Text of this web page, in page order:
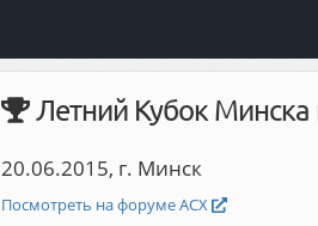
Летний Кубок Минска
20.06.2015, г. Минск
Посмотреть на форуме АСХ